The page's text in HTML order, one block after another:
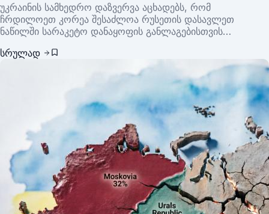
განლაგების შესახებ საუბრობს
უკრაინის სამხედრო დაზვერვა აცხადებს, რომ
ჩრდილოეთ კორეა შესაძლოა რუსეთის დასავლეთ
ნაწილში სარაკეტო დანაყოფის განლაგებისთვის
სამხედრო დაზვერვის წარმომადგენელ ანდრეი ჩერნიაკზე
სრულად